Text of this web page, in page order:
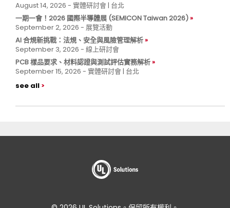
August 14, 2026 - 實體研討會 | 台北
一期一會！2026 國際半導體展 (SEMICON Taiwan 2026)
September 2, 2026 - 展覽活動
AI 合規新挑戰：法規、安全與風險管理解析
September 3, 2026 - 線上研討會
PCB 樣品要求、材料認證與測試評估實務解析
September 15, 2026 - 實體研討會 | 台北
see all